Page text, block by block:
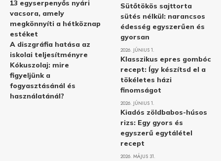
13 egyserpenyős nyári
vacsora, amely
megkönnyíti a hétköznap
estéket
A diszgráfia hatása az
iskolai teljesítményre
Kókuszolaj: mire
figyeljünk a
fogyasztásánál és
használatánál?
Sütőtökös sajttorta
sütés nélkül: narancsos
édesség egyszerűen és
gyorsan
2026. JÚNIUS 1.
Klasszikus epres gombóc
recept: Így készítsd el a
tökéletes házi
finomságot
2026. JÚNIUS 1.
Kiadós zöldbabos-húsos
rizs: Egy gyors és
egyszerű egytálétel
recept
2026. MÁJUS 31.